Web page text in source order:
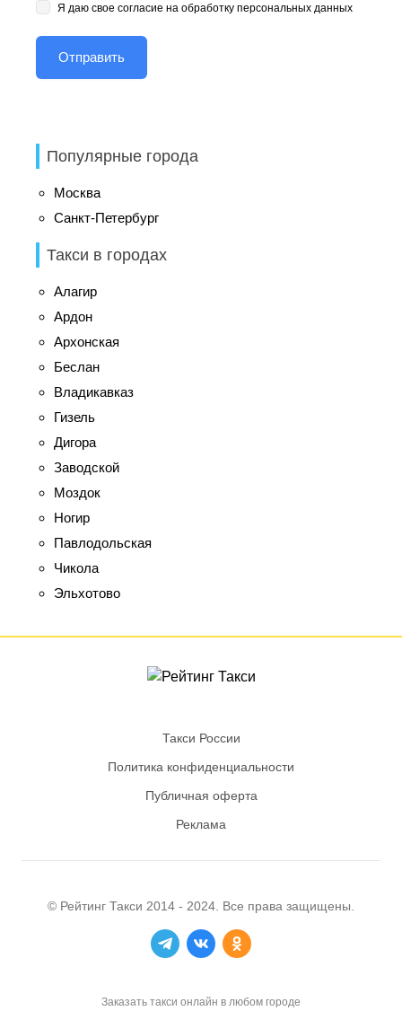
Я даю свое согласие на обработку персональных данных
Популярные города
Москва
Санкт-Петербург
Такси в городах
Алагир
Ардон
Архонская
Беслан
Владикавказ
Гизель
Дигора
Заводской
Моздок
Ногир
Павлодольская
Чикола
Эльхотово
Такси России
Политика конфиденциальности
Публичная оферта
Реклама
© Рейтинг Такси 2014 - 2024. Все права защищены.
Заказать такси онлайн в любом городе